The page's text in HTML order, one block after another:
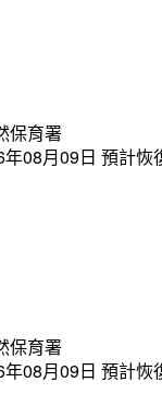
保育署
08月09日 預計
保育署
08月09日 預計